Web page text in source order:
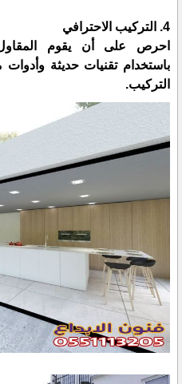
4. التركيب الاحترافي
احرص على أن يقوم
باستخدام تقنيات حديثة
التركيب.